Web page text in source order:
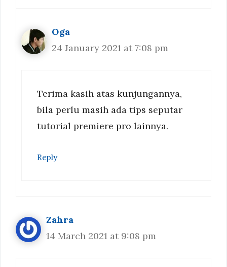
Oga
24 January 2021 at 7:08 pm
Terima kasih atas kunjungannya,
bila perlu masih ada tips seputar
tutorial premiere pro lainnya.
Reply
Zahra
14 March 2021 at 9:08 pm